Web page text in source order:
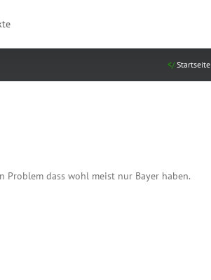
Startseite
Problem dass wohl meist nur Bayer haben.